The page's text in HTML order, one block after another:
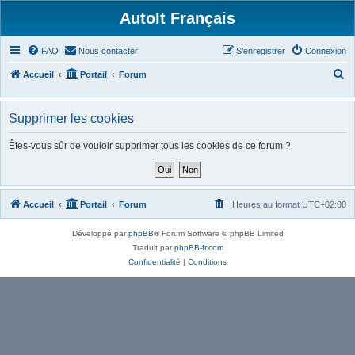
AutoIt Français
FAQ Nous contacter Connexion
S’enregistrer
Accueil Portail Forum
h
c
h
Supprimer les cookies
Êtes-vous sûr de vouloir supprimer tous les cookies de ce forum ?
Accueil Portail Forum Heures au format UTC+02:00
Développé parphpBB® Forum Software © phpBB Limited
Traduit parphpBB-fr.com
Confidentialité | Conditions